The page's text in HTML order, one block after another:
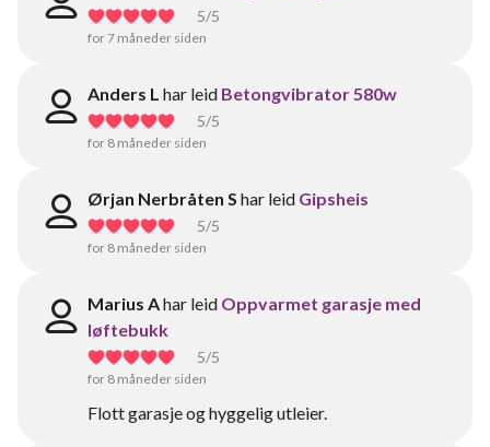
5/5
for 7 måneder siden
Anders L har leid Betongvibrator 580w
5/5
for 8 måneder siden
Ørjan Nerbråten S har leid Gipsheis
5/5
for 8 måneder siden
Marius Ahar leid Oppvarmet garasje med
løftebukk
5/5
for 8 måneder siden
Flott garasje og hyggelig utleier.